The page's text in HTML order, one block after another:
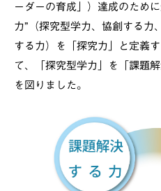
ーダーの育成」）達成のため
力”（探究型学力、協創する力
する力）を「探究力」と定義
て、「探究型学力」を「課題
を図りました。